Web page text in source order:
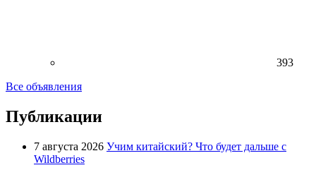
393
Все объявления
Публикации
7 августа 2026 Учим китайский? Что будет дальше с
Wildberries